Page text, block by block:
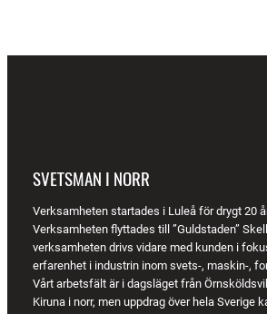
SVETSMAN I NORR
Verksamheten startades i Luleå för drygt 20
Verksamheten flyttades till ”Guldstaden”
verksamheten drivs vidare med kunden i
erfarenhet i industrin inom svets-, maskin-,
Vårt arbetsfält är i dagsläget från
Kiruna i norr, men uppdrag över hela Sverige